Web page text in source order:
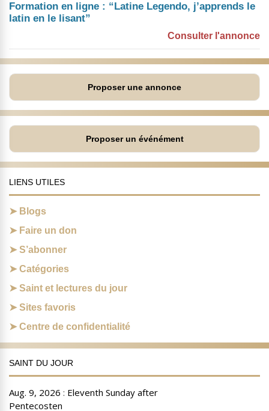
Formation en ligne : “Latine Legendo, j’apprends le
latin en le lisant”
Consulter l'annonce
Proposer une annonce
Proposer un événément
LIENS UTILES
Blogs
Faire un don
S’abonner
Catégories
Saint et lectures du jour
Sites favoris
Centre de confidentialité
SAINT DU JOUR